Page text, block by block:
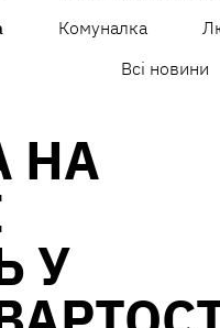
Комуналка
Всі новини
НА
У